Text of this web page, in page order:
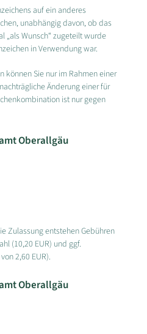
auf ein anderes
unabhängig davon, ob das
„als Wunsch“ zugeteilt wurde
in Verwendung war.
können Sie nur im Rahmen einer
Änderung einer für
ist nur gegen
Oberallgäu
Zulassung entstehen Gebühren
(10,20 EUR) und ggf.
2,60 EUR).
Oberallgäu